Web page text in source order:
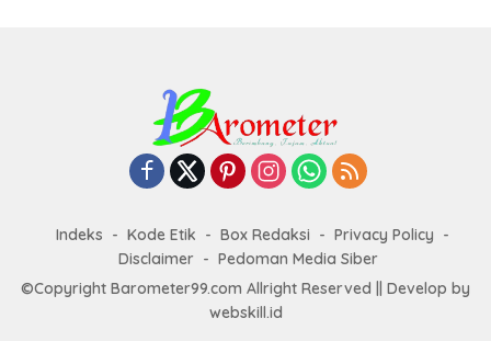
Indeks Kode Etik Box Redaksi
Privacy Policy
Disclaimer
Pedoman Media Siber
©Copyright Barometer99.com Allright Reserved || Develop by
webskill.id